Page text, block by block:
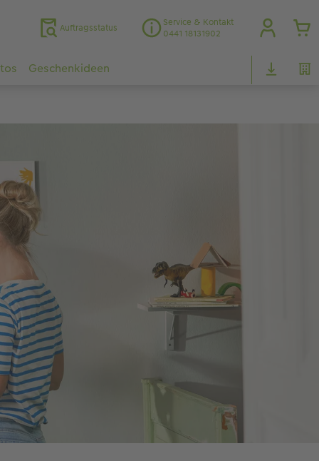
Auftragsstatus
Service & Kontakt
0441 18131902
Geschenkideen